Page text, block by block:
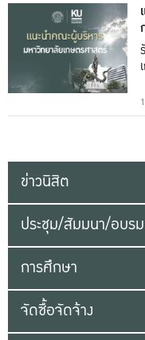
ข่าวนิสิต
ประชุม/สัมมนา/อบรม
การศึกษา
จัดซื้อจัดจ้าง